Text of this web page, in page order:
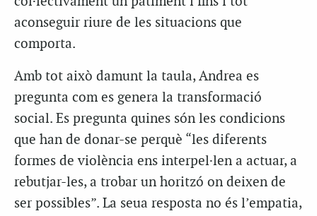
aconseguir riure de les situacions que
comporta.
Amb tot això damunt la taula, Andrea es
pregunta com es genera la transformació
social. Es pregunta quines són les condicions
que han de donar-se perquè “les diferents
formes de violència ens interpel·len a actuar, a
rebutjar-les, a trobar un horitzó on deixen de
ser possibles”. La seua resposta no és l’empatia,